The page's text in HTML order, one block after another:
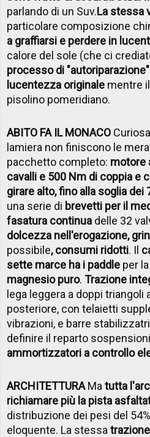
parlando di un Suv.La stessa
particolare composizione
a graffiarsi e perdere in
calore del sole (che ci
processo di
lucentezza originale mentre
pisolino pomeridiano.
ABITO FA IL MONACO
lamiera non finiscono le
pacchetto completo: motore
cavalli e 500 Nm di coppia e
girare alto, fino alla soglia dei
una serie di brevetti per il
fasatura continua delle 32
dolcezza nell'erogazione,
possibile, consumi ridotti. Il
sette marce ha i paddle per
magnesio puro.Trazione
lega leggera a doppi triangoli
posteriore, con telaietti
vibrazioni, e barre
definire il reparto
ammortizzatori a controllo
ARCHITETTURAMatutta
richiamare più la pista
distribuzione dei pesi del
eloquente. La stessa